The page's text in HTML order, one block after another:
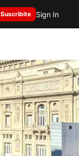
Suscribite Sign In